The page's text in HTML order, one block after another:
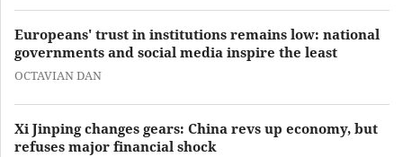
Europeans' trust in institutions remains low: national
governments and social media inspire the least
OCTAVIAN DAN
Xi Jinping changes gears: China revs up economy, but
refuses major financial shock